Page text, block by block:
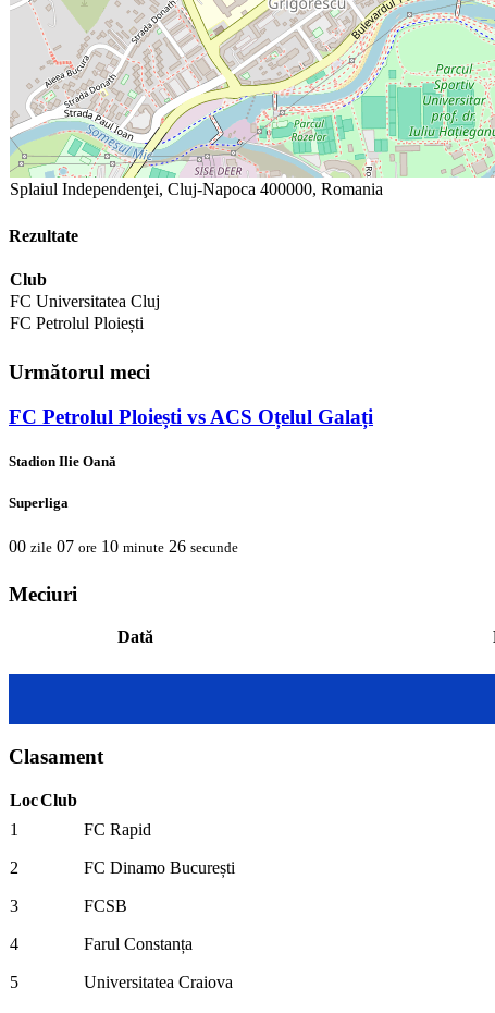
Splaiul Independenţei, Cluj-Napoca 400000, Romania
Rezultate
Club
FC Universitatea Cluj
FC Petrolul Ploiești
Următorul meci
FC Petrolul Ploiești vs ACS Oțelul Galați
Stadion Ilie Oană
Superliga
00 zile 07 ore 10 minute 25 secunde
Meciuri
Dată
Clasament
LocClub
1
FC Rapid
2 FC Dinamo București
3 FCSB
4 Farul Constanța
5 Universitatea Craiova